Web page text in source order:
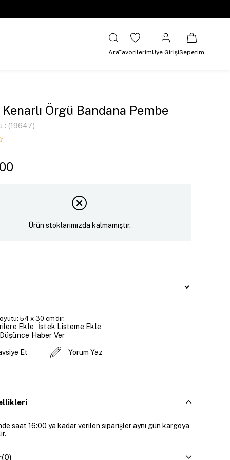
AraFavorilerimÜye GirişiSepetim
Örgü Bandana Pembe
(19647)
Ürün stoklarımızda kalmamıştır.
54 x 30 cm'dir.
Ekle
İstek Listeme Ekle
Haber Ver
Et Yorum Yaz
saat 16:00 ya kadar verilen siparişler aynı gün kargoya
(0)